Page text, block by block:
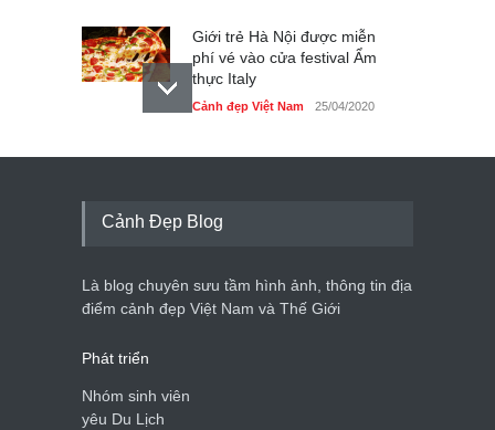
Giới trẻ Hà Nội được miễn
phí vé vào cửa festival Ẩm
thực Italy
Cảnh đẹp Việt Nam 25/04/2020
Tam giác mạch khoe sắc
du lịch quốc gia
Cảnh đẹp Việt Nam 24/04/2020
Cảnh Đẹp Blog
Là blog chuyên sưu tầm hình ảnh, thông tin địa
điểm cảnh đẹp Việt Nam và Thế Giới
Phát triển
Nhóm sinh viên
yêu Du Lịch